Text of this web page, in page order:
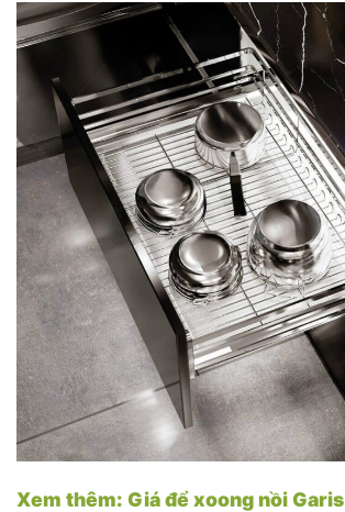
Xem thêm: Giá để xoong nồi Garis